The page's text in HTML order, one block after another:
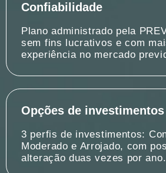
Confiabilidade
Plano administrado pela
sem fins lucrativos e com
experiência no mercado
Opções de investimentos
3 perfis de investimentos:
Moderado e Arrojado, com
alteração duas vezes por ano.